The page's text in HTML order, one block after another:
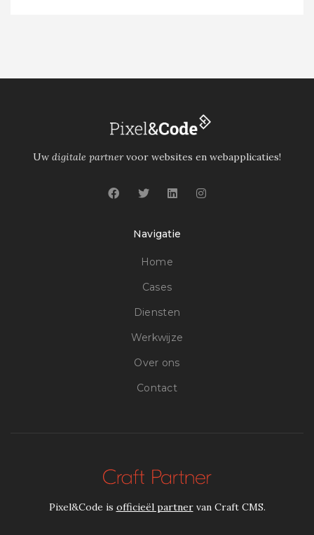
Uw digitale partnervoor websites en webapplicaties!
Navigatie
Home
Cases
Diensten
Werkwijze
Over ons
Contact
Pixel&Code is officieël partnervan Craft CMS.